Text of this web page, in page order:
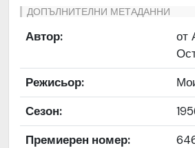
Език на
Български
ползване
Да се
„Иван Вазов“
Предоставяща
страна
ДОПЪЛНИТЕЛНИ МЕТАДАННИ
Автор:
от
Режисьор:
Сезон:
Премиерен номер: